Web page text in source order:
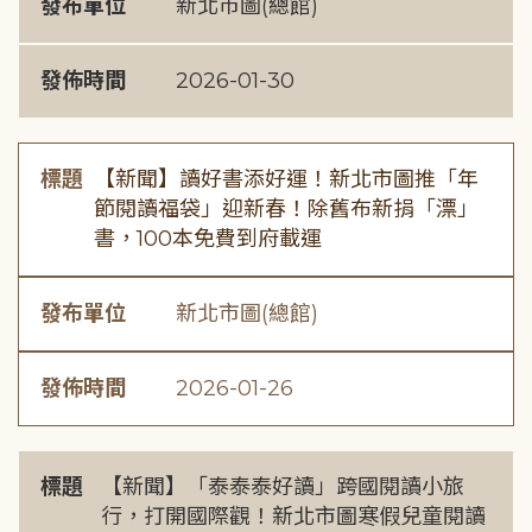
發布單位 新北市圖(總館)
發佈時間 2026-01-30
標題
【新聞】讀好書添好運！新北市圖推「年
節閱讀福袋」迎新春！除舊布新捐「漂」
書，100本免費到府載運
發布單位 新北市圖(總館)
發佈時間 2026-01-26
標題
【新聞】「泰泰泰好讀」跨國閱讀小旅
行，打開國際觀！新北市圖寒假兒童閱讀